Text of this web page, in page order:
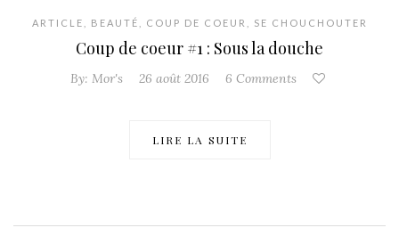
ARTICLE BEAUTÉ COUP DE COEUR SE CHOUCHOUTER
Coup de coeur #1 : Sous la douche
By: Mor's 26 août 2016 6 Comments
LIRE LA SUITE